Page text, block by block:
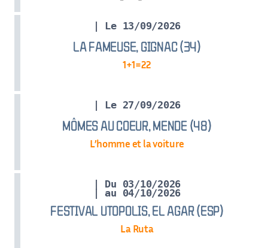
| Le 13/09/2026
LA FAMEUSE, GIGNAC (34)
1+1=22
| Le 27/09/2026
MÔMES AU COEUR, MENDE (48)
L’homme et la voiture
| Du 03/10/2026
FESTIVAL UTOPOLIS, EL AGAR (ESP)
| au 04/10/2026
La Ruta